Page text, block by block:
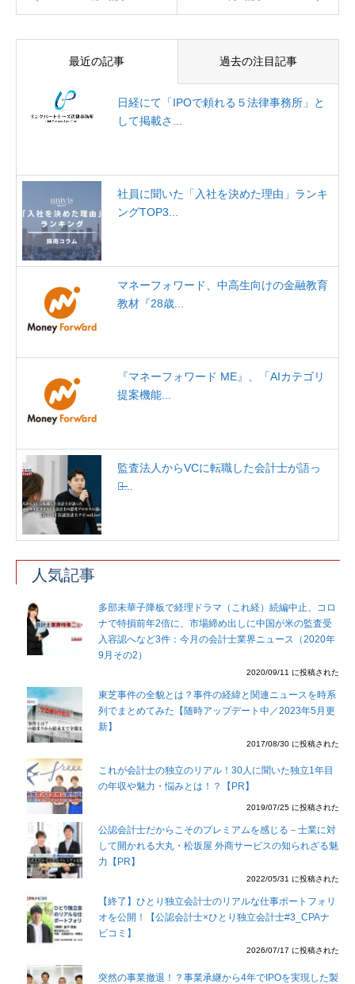
最近の記事 過去の注目記事
日経にて「IPOで頼れる５法律事務所」と
して掲載さ...
社員に聞いた「入社を決めた理由」ランキ
ングTOP3...
マネーフォワード、中高生向けの金融教育
教材『28歳...
『マネーフォワード ME』、「AIカテゴリ
提案機能...
監査法人からVCに転職した会計士が語っ
た̶...
人気記事
多部未華子降板で経理ドラマ（これ経）続編中止、コロ
ナで特損前年2倍に、市場締め出しに中国が米の監査受
入容認へなど3件：今月の会計士業界ニュース（2020年
9月その2）
2020/09/11 に投稿された
東芝事件の全貌とは？事件の経緯と関連ニュースを時系
列でまとめてみた【随時アップデート中／2023年5月更
新】
2017/08/30 に投稿された
これが会計士の独立のリアル！30人に聞いた独立1年目
の年収や魅力・悩みとは！？【PR】
2019/07/25 に投稿された
公認会計士だからこそのプレミアムを感じる－士業に対
して開かれる大丸・松坂屋 外商サービスの知られざる魅
力【PR】
2022/05/31 に投稿された
【終了】ひとり独立会計士のリアルな仕事ポートフォリ
オを公開！【公認会計士×ひとり独立会計士#3_CPAナ
ビコミ】
2026/07/17 に投稿された
突然の事業撤退！？事業承継から4年でIPOを実現した製